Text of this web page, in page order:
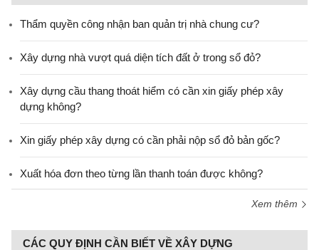
Thẩm quyền công nhận ban quản trị nhà chung cư?
Xây dựng nhà vượt quá diện tích đất ở trong sổ đỏ?
Xây dựng cầu thang thoát hiểm có cần xin giấy phép xây
dựng không?
Xin giấy phép xây dựng có cần phải nộp sổ đỏ bản gốc?
Xuất hóa đơn theo từng lần thanh toán được không?
Xem thêm
CÁC QUY ĐỊNH CẦN BIẾT VỀ XÂY DỰNG